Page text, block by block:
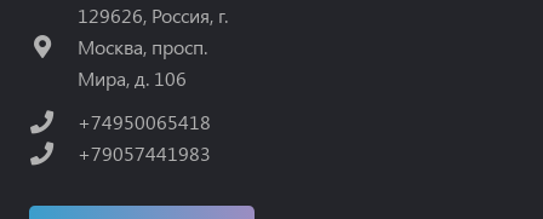
129626, Россия, г.
Москва, просп.
Мира, д. 106
+74950065418
+79057441983